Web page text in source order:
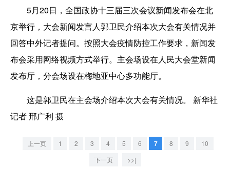
5月20日，全国政协十三届三次会议新闻发布会在北
京举行，大会新闻发言人郭卫民介绍本次大会有关情况并
回答中外记者提问。按照大会疫情防控工作要求，新闻发
布会采用网络视频方式举行。主会场设在人民大会堂新闻
发布厅，分会场设在梅地亚中心多功能厅。
这是郭卫民在主会场介绍本次大会有关情况。 新华社
记者 邢广利 摄
上一页 1 2 3 4 5 6 7 8 9
10
下一页
>>|